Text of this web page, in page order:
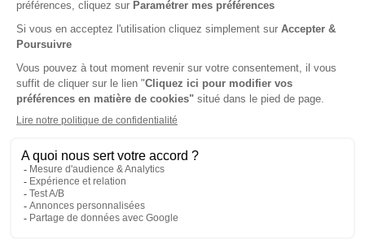
Abonnement 1 an
45 n° • Papier + 1 HS
144€50 Tarif Kiosque :170€00
Tarif France métropolitaine
Renouvellement à date d’anniversaire
Présentation du magazine Le Courrier du
meuble et de l'habitat